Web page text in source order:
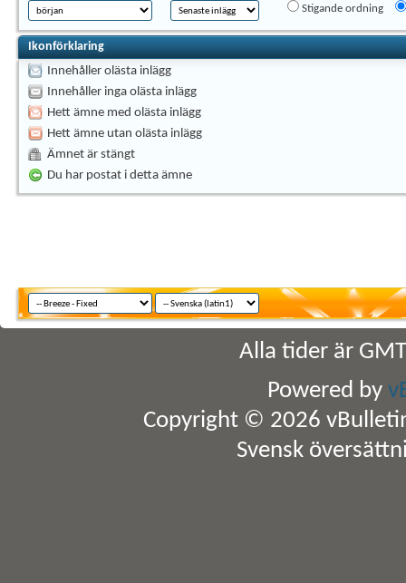
Stigande ordning
Ikonförklaring
Innehåller olästa inlägg
Innehåller inga olästa inlägg
Hett ämne med olästa inlägg
Hett ämne utan olästa inlägg
Ämnet är stängt
Du har postat i detta ämne
Alla tider är
Powered by
Copyright © 2026
Svensk